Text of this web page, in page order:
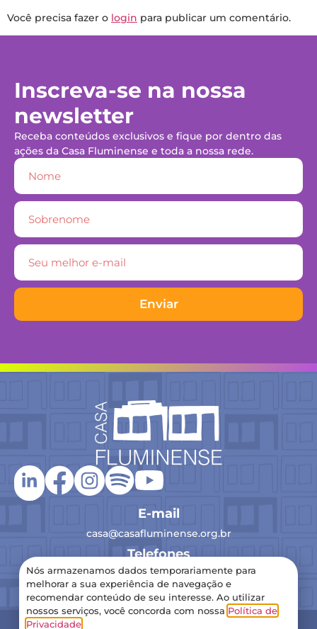
Você precisa fazer o login para publicar um comentário.
Inscreva-se na nossa
newsletter
Receba conteúdos exclusivos e fique por dentro das
ações da Casa Fluminense e toda a nossa rede.
Enviar
E-mail
casa@casafluminense.org.br
Telefones
(21) 2516-0193
2024 Casa Fluminense – Todos os direitos reservados
Nós armazenamos dados temporariamente para
melhorar a sua experiência de navegação e
recomendar conteúdo de seu interesse. Ao utilizar
nossos serviços, você concorda com nossa Política de
Privacidade.